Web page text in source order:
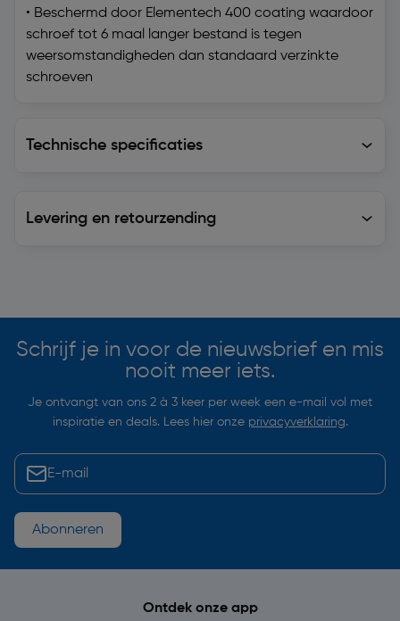
• Beschermd door Elementech 400 coating waardoor
schroef tot 6 maal langer bestand is tegen
weersomstandigheden dan standaard verzinkte
schroeven
Technische specificaties
Levering en retourzending
Schrijf je in voor de nieuwsbrief en mis
nooit meer iets.
Je ontvangt van ons 2 à 3 keer per week een e-mail vol met
inspiratie en deals. Lees hier onze privacyverklaring.
Abonneren
Ontdek onze app